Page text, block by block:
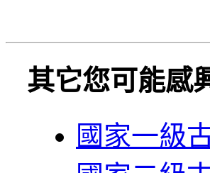
其它您可能感
國家一級